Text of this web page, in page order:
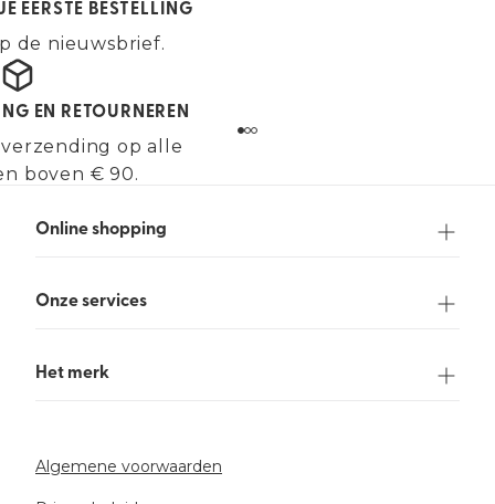
EERSTE BESTELLING
de nieuwsbrief.
EN RETOURNEREN
op alle
boven € 90.
Online shopping
Onze services
Het merk
Algemene voorwaarden